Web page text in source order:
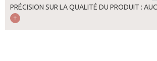
PRÉCISION SUR LA QUALITÉ DU PRODUIT :